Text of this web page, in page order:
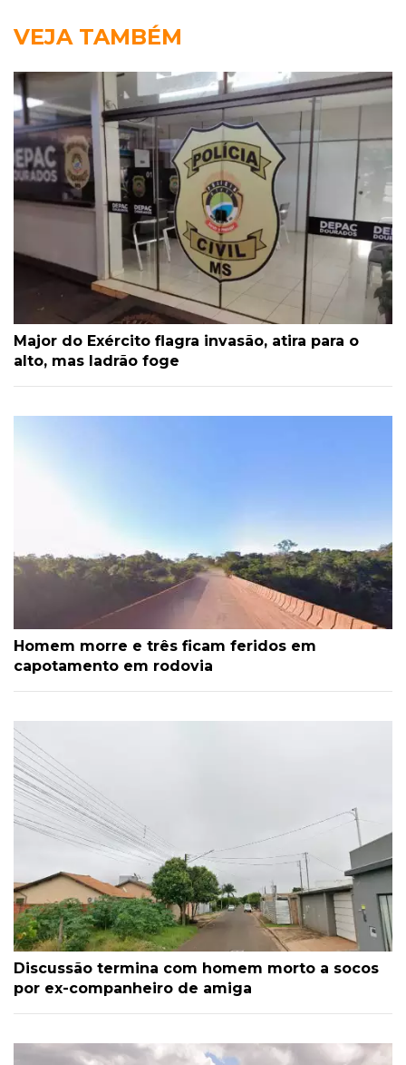
VEJA TAMBÉM
Major do Exército flagra invasão, atira para o
alto, mas ladrão foge
Homem morre e três ficam feridos em
capotamento em rodovia
Discussão termina com homem morto a socos
por ex-companheiro de amiga